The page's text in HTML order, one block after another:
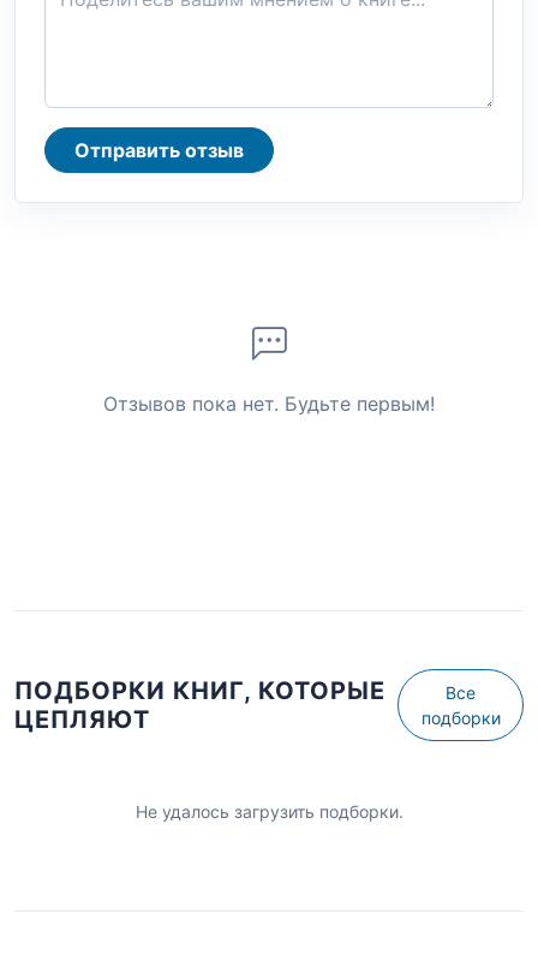
Отправить отзыв
Отзывов пока нет. Будьте первым!
ПОДБОРКИ КНИГ, КОТОРЫЕ
ЦЕПЛЯЮТ
Все
подборки
Не удалось загрузить подборки.